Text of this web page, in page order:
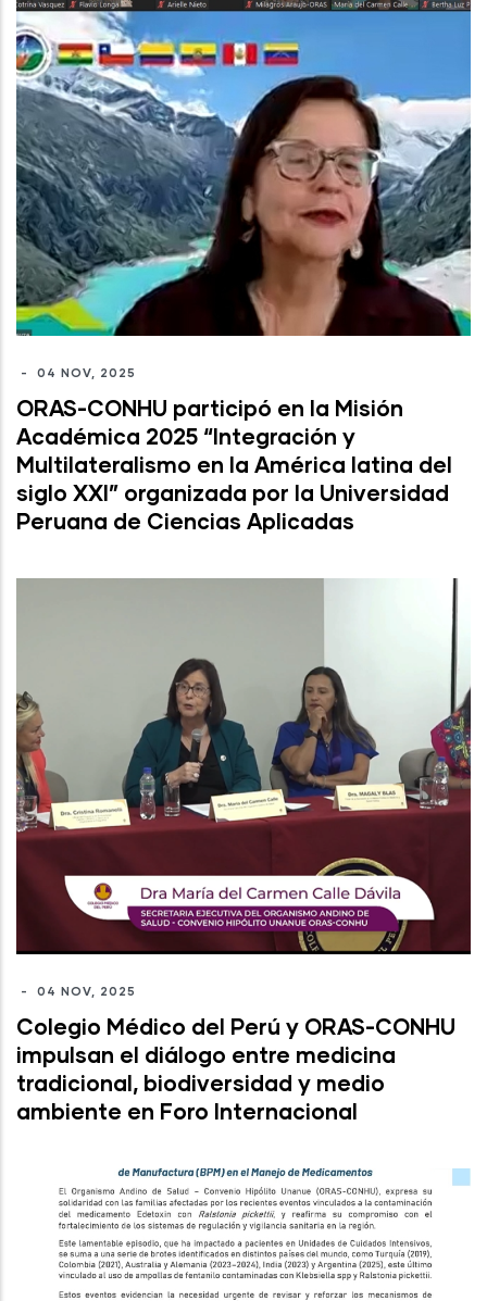
- 04 NOV, 2025
ORAS-CONHU participó en la Misión
Académica 2025 “Integración y
Multilateralismo en la América latina del
siglo XXI” organizada por la Universidad
Peruana de Ciencias Aplicadas
- 04 NOV, 2025
Colegio Médico del Perú y ORAS-CONHU
impulsan el diálogo entre medicina
tradicional, biodiversidad y medio
ambiente en Foro Internacional